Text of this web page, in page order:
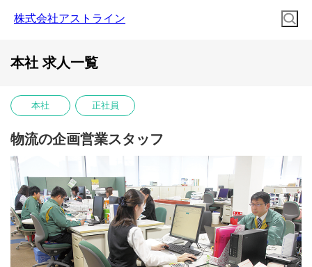
株式会社アストライン
本社 求人一覧
本社 正社員
物流の企画営業スタッフ